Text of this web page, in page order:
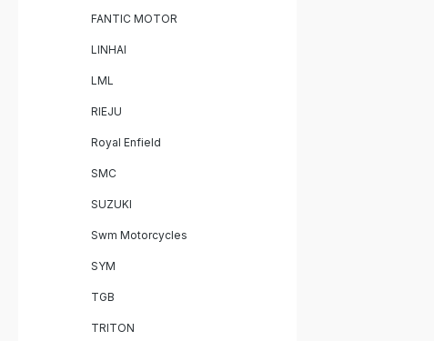
FANTIC MOTOR
LINHAI
LML
RIEJU
Royal Enfield
SMC
SUZUKI
Swm Motorcycles
SYM
TGB
TRITON